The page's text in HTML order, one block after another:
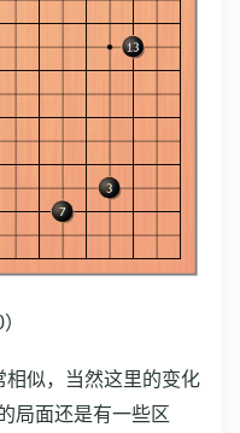
相似，当然这里的变化
局面还是有一些区